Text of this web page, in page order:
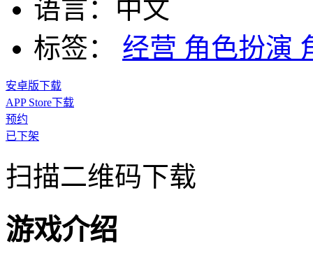
语言： 中文
标签：
经营 角色扮演
安卓版下载
APP Store下载
预约
已下架
扫描二维码下载
游戏介绍